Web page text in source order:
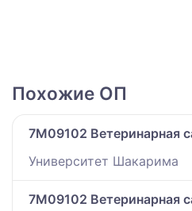
Похожие ОП
7M09102 Ветеринарная
Университет Шакарима
7M09102 Ветеринарная